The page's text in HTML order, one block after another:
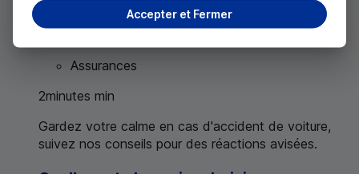
Que faire en cas d'accident de voiture ?
Tous les bons réflexes
Assurances
2minutes min
Gardez votre calme en cas d'accident de voiture,
suivez nos conseils pour des réactions avisées.
Accepter et Fermer